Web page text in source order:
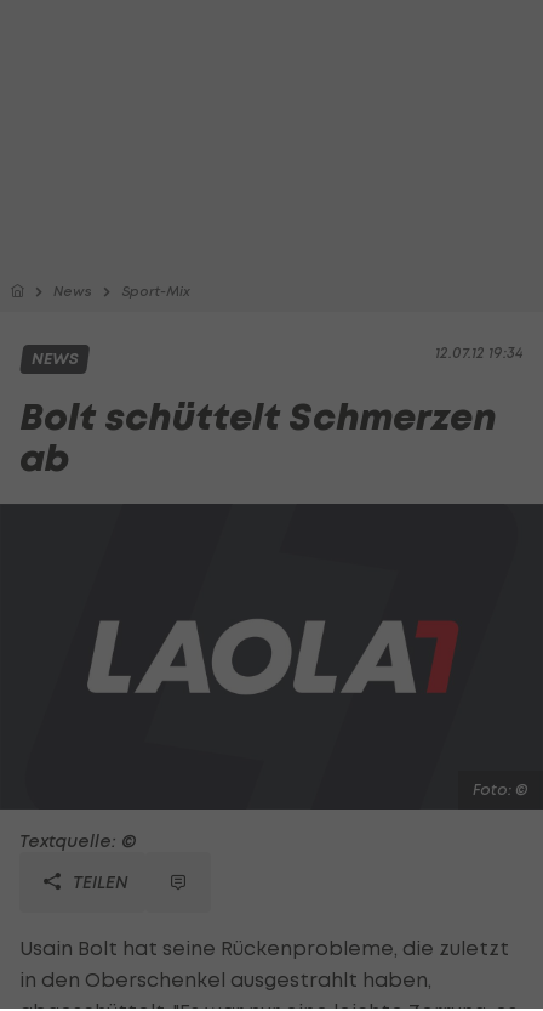
News Sport-Mix
12.07.12 19:34
NEWS
Bolt schüttelt Schmerzen
ab
Foto: ©
Textquelle: ©
TEILEN
Usain Bolt hat seine Rückenprobleme, die zuletzt
in den Oberschenkel ausgestrahlt haben,